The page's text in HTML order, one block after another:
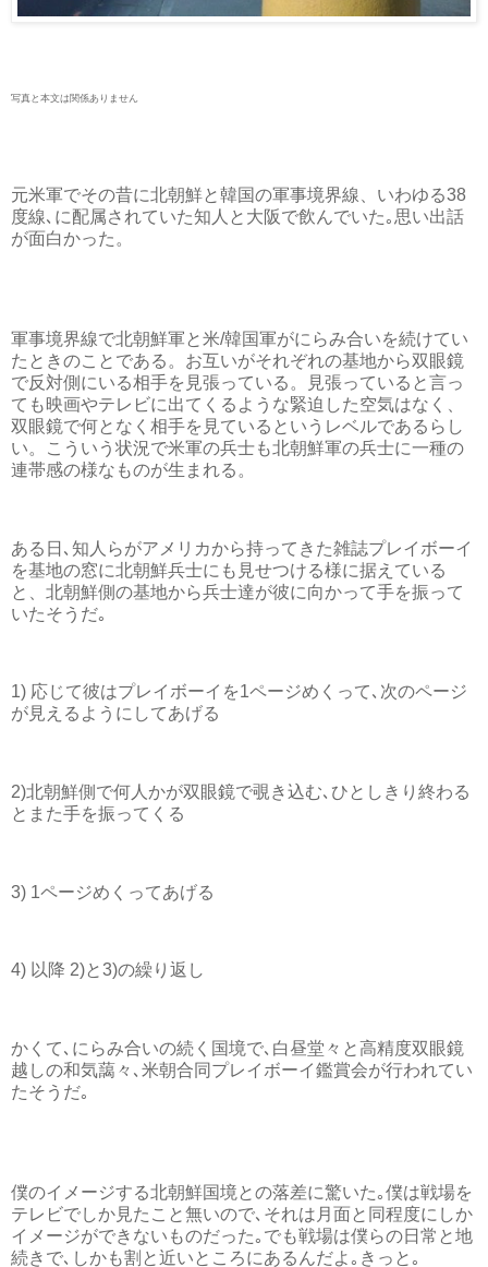
写真と本文は関係ありません
元米軍でその昔に北朝鮮と韓国の軍事境界線、いわゆる38
度線､に配属されていた知人と大阪で飲んでいた｡思い出話
が面白かった。
軍事境界線で北朝鮮軍と米/韓国軍がにらみ合いを続けてい
たときのことである。お互いがそれぞれの基地から双眼鏡
で反対側にいる相手を見張っている。見張っていると言っ
ても映画やテレビに出てくるような緊迫した空気はなく、
双眼鏡で何となく相手を見ているというレベルであるらし
い。こういう状況で米軍の兵士も北朝鮮軍の兵士に一種の
連帯感の様なものが生まれる。
ある日､知人らがアメリカから持ってきた雑誌プレイボーイ
を基地の窓に北朝鮮兵士にも見せつける様に据えている
と、北朝鮮側の基地から兵士達が彼に向かって手を振って
いたそうだ｡
1) 応じて彼はプレイボーイを1ページめくって､次のページ
が見えるようにしてあげる
2)北朝鮮側で何人かが双眼鏡で覗き込む､ひとしきり終わる
とまた手を振ってくる
3) 1ページめくってあげる
4) 以降 2)と3)の繰り返し
かくて､にらみ合いの続く国境で､白昼堂々と高精度双眼鏡
越しの和気藹々､米朝合同プレイボーイ鑑賞会が行われてい
たそうだ｡
僕のイメージする北朝鮮国境との落差に驚いた｡僕は戦場を
テレビでしか見たこと無いので､それは月面と同程度にしか
イメージができないものだった｡でも戦場は僕らの日常と地
続きで､しかも割と近いところにあるんだよ｡きっと｡